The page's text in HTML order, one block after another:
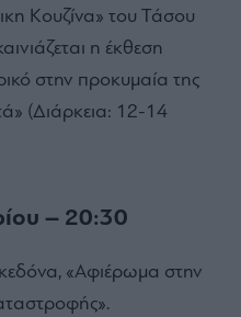
Κουζίνα» του Τάσου
η έκθεση
στην προκυμαία της
(Διάρκεια: 12-14
– 20:30
«Αφιέρωμα στην